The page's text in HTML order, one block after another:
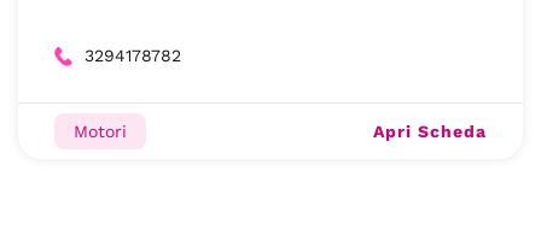
3294178782
Motori Apri Scheda